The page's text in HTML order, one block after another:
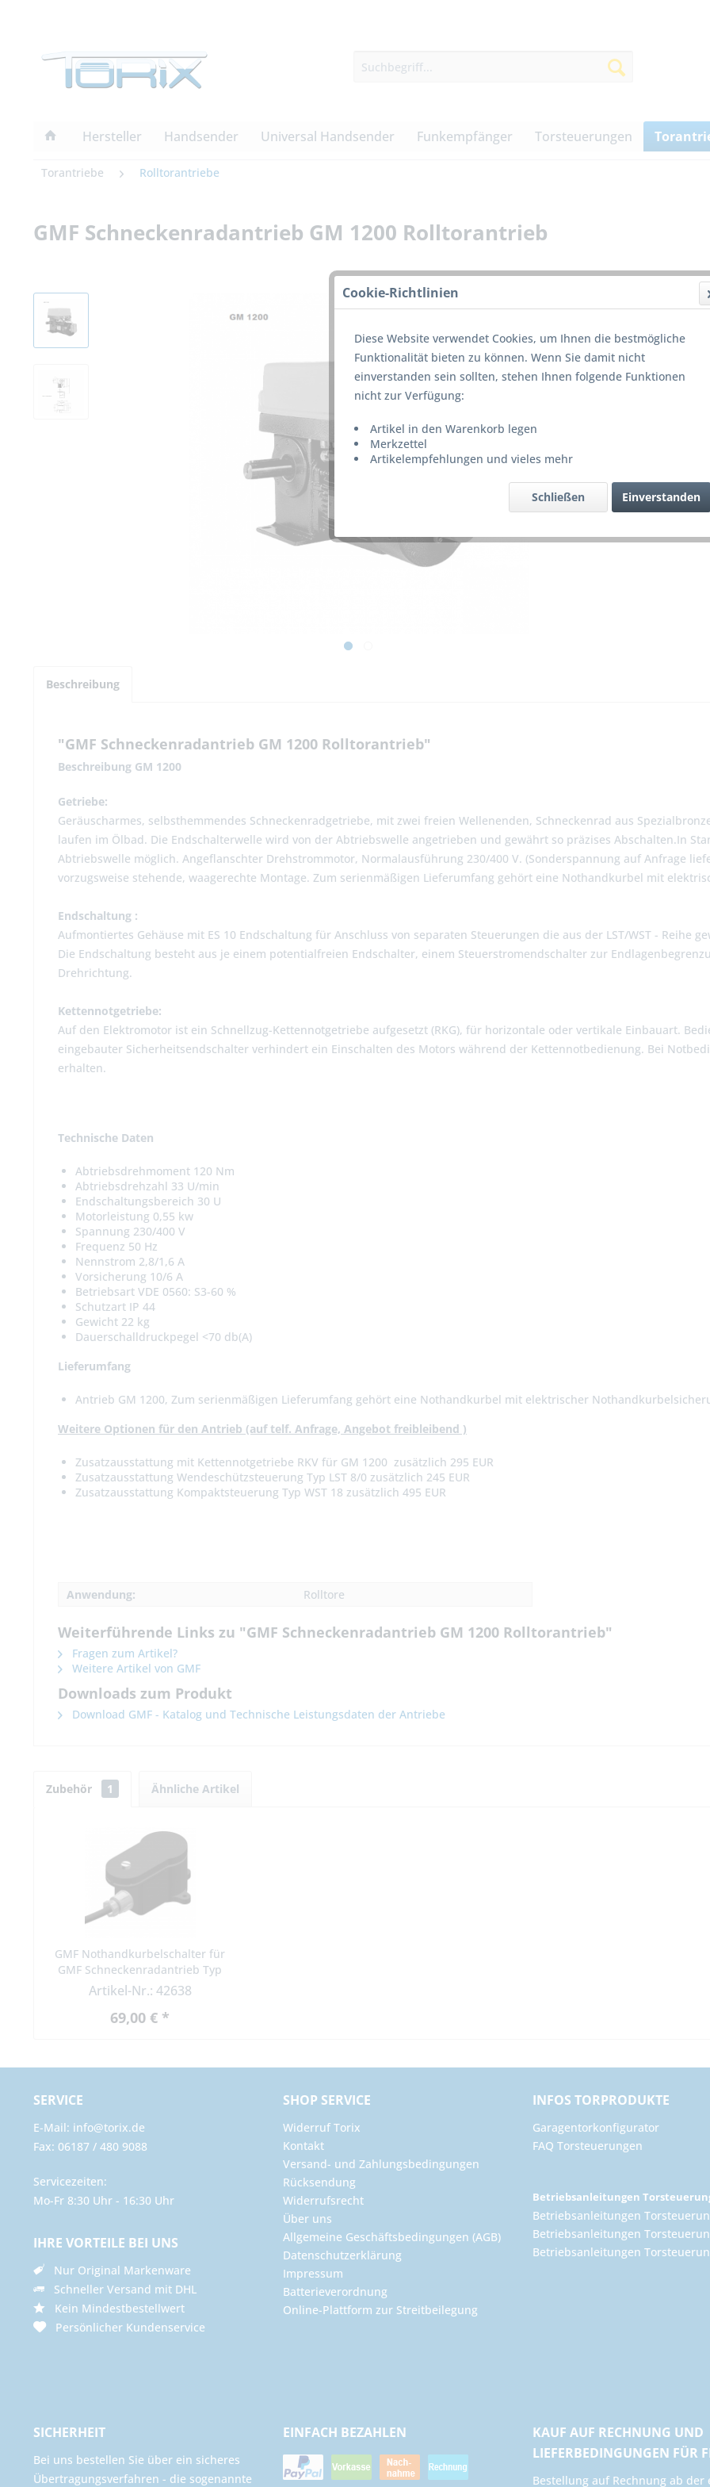
Hersteller Handsender Universal Handsender Funkempfänger Torsteuerungen
Torantriebe Rolltorantriebe
GMF Schneckenradantrieb GM 1200 Rolltorantrieb
inkl. MwSt.
Beschreibung
"GMF Schneckenradantrieb GM 1200 Rolltorantrieb"
Beschreibung GM 1200
Getriebe:
Geräuscharmes, selbsthemmendes Schneckenradgetriebe, mit zwei freien Wellenenden, Schneckenrad aus
laufen im Ölbad. Die Endschalterwelle wird von der Abtriebswelle angetrieben und gewährt so präzises Abschalten.In
Abtriebswelle möglich. Angeflanschter Drehstrommotor, Normalausführung 230/400 V. (Sonderspannung auf Anfrage
vorzugsweise stehende, waagerechte Montage. Zum serienmäßigen Lieferumfang gehört eine Nothandkurbel mit
Endschaltung :
Aufmontiertes Gehäuse mit ES 10 Endschaltung für Anschluss von separaten Steuerungen die aus der LST/WST - Reihe
Die Endschaltung besteht aus je einem potentialfreien Endschalter, einem Steuerstromendschalter zur
Drehrichtung.
Kettennotgetriebe:
Auf den Elektromotor ist ein Schnellzug-Kettennotgetriebe aufgesetzt (RKG), für horizontale oder vertikale Einbauart.
eingebauter Sicherheitsendschalter verhindert ein Einschalten des Motors während der Kettennotbedienung. Bei
erhalten.
Technische Daten
Abtriebsdrehmoment 120 Nm
Abtriebsdrehzahl 33 U/min
Endschaltungsbereich 30 U
Motorleistung 0,55 kw
Spannung 230/400 V
Frequenz 50 Hz
Nennstrom 2,8/1,6 A
Vorsicherung 10/6 A
Betriebsart VDE 0560: S3-60 %
Schutzart IP 44
Gewicht 22 kg
Dauerschalldruckpegel <70 db(A)
Lieferumfang
Antrieb GM 1200, Zum serienmäßigen Lieferumfang gehört eine Nothandkurbel mit elektrischer
Weitere Optionen für den Antrieb (auf telf. Anfrage, Angebot freibleibend )
Zusatzausstattung mit Kettennotgetriebe RKV für GM 1200 zusätzlich 295 EUR
Zusatzausstattung Wendeschützsteuerung Typ LST 8/0 zusätzlich 245 EUR
Zusatzausstattung Kompaktsteuerung Typ WST 18 zusätzlich 495 EUR
Anwendung: Rolltore
Weiterführende Links zu "GMF Schneckenradantrieb GM 1200 Rolltorantrieb"
Fragen zum Artikel?
Weitere Artikel von GMF
Downloads zum Produkt
Download GMF - Katalog und Technische Leistungsdaten der Antriebe
Zubehör 1 Ähnliche Artikel
GMF Nothandkurbelschalter für
GMF Schneckenradantrieb Typ
GM 1200 NHK
Artikel-Nr.: 42638
69,00 € *
SERVICE
E-Mail: info@torix.de
Fax: 06187 / 480 9088
Servicezeiten:
Mo-Fr 8:30 Uhr - 16:30 Uhr
IHRE VORTEILE BEI UNS
Nur Original Markenware
Schneller Versand mit DHL
Kein Mindestbestellwert
Persönlicher Kundenservice
SHOP SERVICE
Widerruf Torix
Kontakt
Versand- und Zahlungsbedingungen
Rücksendung
Widerrufsrecht
Über uns
Allgemeine Geschäftsbedingungen (AGB)
Datenschutzerklärung
Impressum
Batterieverordnung
Online-Plattform zur Streitbeilegung
INFOS TORPRODUKTE
Garagentorkonfigurator
FAQ Torsteuerungen
Betriebsanleitungen
Betriebsanleitungen
Betriebsanleitungen
Betriebsanleitungen
SICHERHEIT
Bei uns bestellen Sie über ein sicheres
Übertragungsverfahren - die sogenannte
EINFACH BEZAHLEN
KAUF AUF RECHNUNG UND
LIEFERBEDINGUNGEN FÜR
​Bestellung auf Rechnung ab der
Cookie-Richtlinien
Diese Website verwendet Cookies, um Ihnen die bestmögliche
Funktionalität bieten zu können. Wenn Sie damit nicht
einverstanden sein sollten, stehen Ihnen folgende Funktionen
nicht zur Verfügung:
Artikel in den Warenkorb legen
Merkzettel
Artikelempfehlungen und vieles mehr
Einverstanden
Schließen